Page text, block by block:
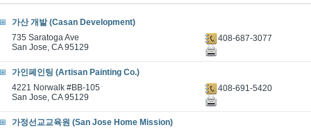
가산 개발 (Casan Development)
735 Saratoga Ave
San Jose, CA 95129
408-687-3077
가인페인팅 (Artisan Painting Co.)
4221 Norwalk #BB-105
San Jose, CA 95129
408-691-5420
가정선교교육원 (San Jose Home Mission)